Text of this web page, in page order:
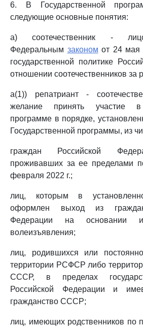
6. В Государственной
следующие основные понятия:
а) соотечественник -
Федеральным законом от 24 мая
государственной политике
отношении соотечественников за
а(1)) репатриант -
желание принять участие в
программе в порядке,
Государственной программы, из
граждан Российской
проживавших за ее пределами
февраля 2022 г.;
лиц, которым в
оформлен выход из
Федерации на основании
волеизъявления;
лиц, родившихся или
территории РСФСР либо
СССР, в пределах
Российской Федерации и
гражданство СССР;
лиц, имеющих родственников по